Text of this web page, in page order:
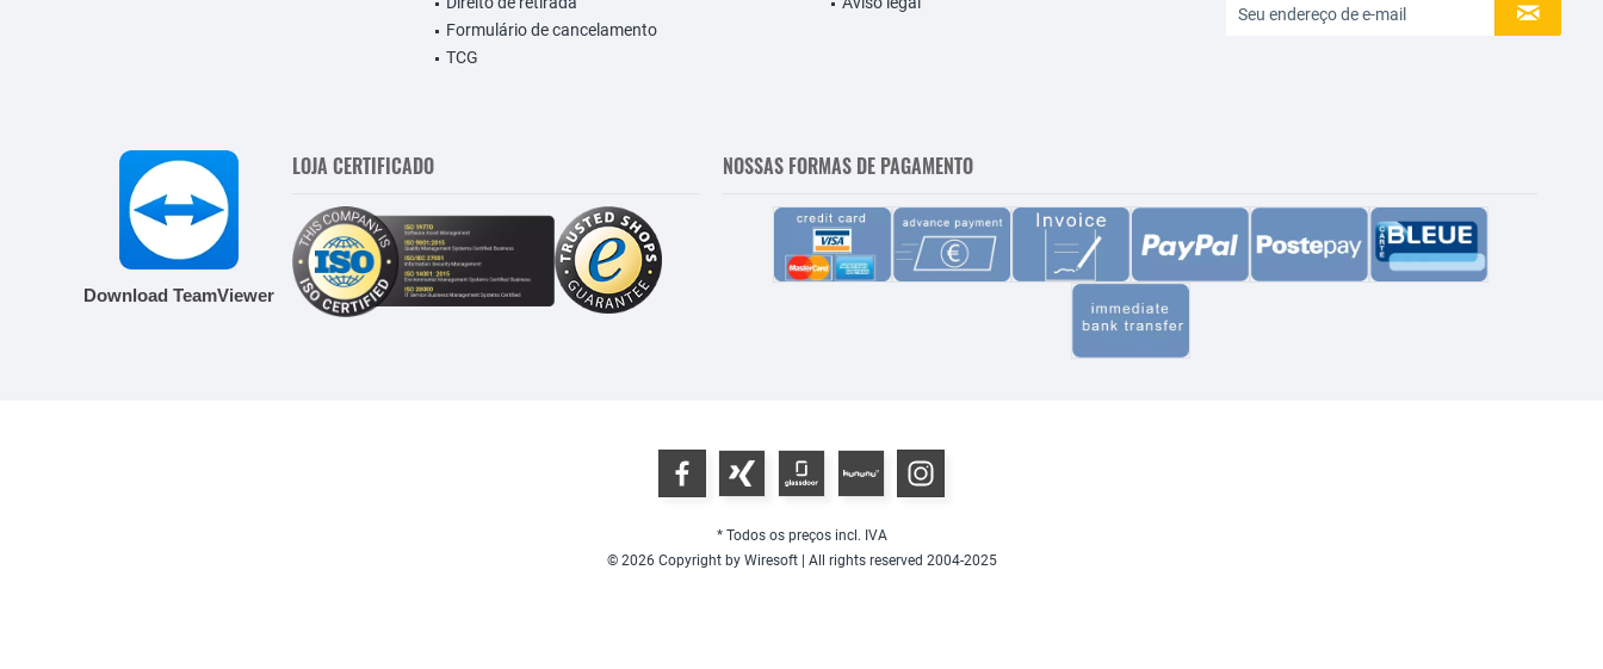
Formulário de cancelamento
TCG
Download TeamViewer
LOJA CERTIFICADO NOSSAS FORMAS DE PAGAMENTO
* Todos os preços incl. IVA
© 2026 Copyright by Wiresoft | All rights reserved 2004-2025